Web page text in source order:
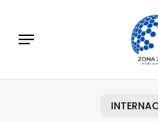
main
Menu